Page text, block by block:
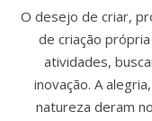
O desejo de criar,
de criação
atividades,
inovação. A
natureza deram